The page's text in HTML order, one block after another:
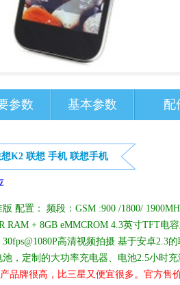
参数 基本参数 配
K2 联想 手机 联想手机
配置： 频段：GSM :900 /1800/
RAM + 8GB eMMCROM 4.3英寸TFT电
高清视频拍摄 基于安卓2.3
，定制的大功率充电器、电池2.5小时
品牌很高，比三星又便宜很多。官方售